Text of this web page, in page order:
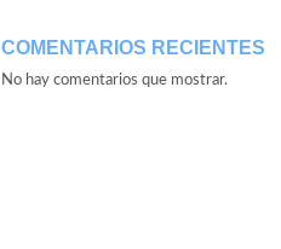
COMENTARIOS RECIENTES
No hay comentarios que mostrar.